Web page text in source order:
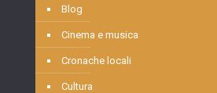
Blog
Cinema e musica
Cronache locali
Cultura